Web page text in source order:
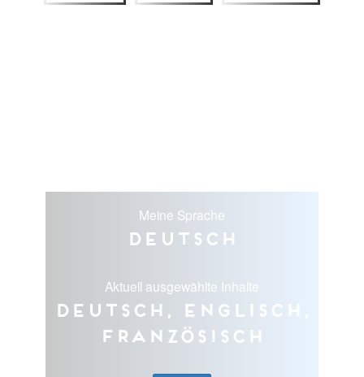
Meine Sprache
Deutsch
Aktuell ausgewählte Inhalte
Deutsch, Englisch,
Französisch